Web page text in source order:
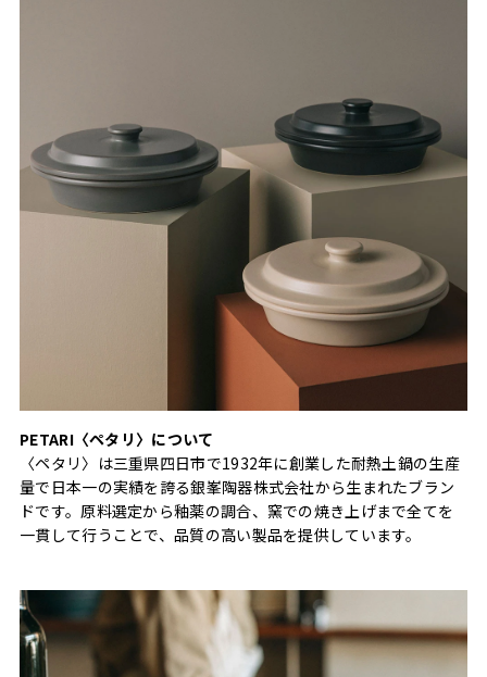
PETARI〈ペタリ〉について
〈ペタリ〉は三重県四日市で1932年に創業した耐熱土鍋の生産
量で日本一の実績を誇る銀峯陶器株式会社から生まれたブラン
ドです。原料選定から釉薬の調合、窯での焼き上げまで全てを
一貫して行うことで、品質の高い製品を提供しています。